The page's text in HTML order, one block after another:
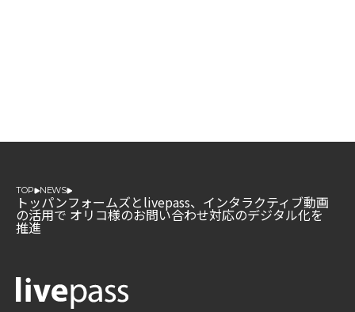
TOP NEWS
トッパンフォームズとlivepass、インタラクティブ動画
の活用で オリコ様のお問い合わせ対応のデジタル化を
推進